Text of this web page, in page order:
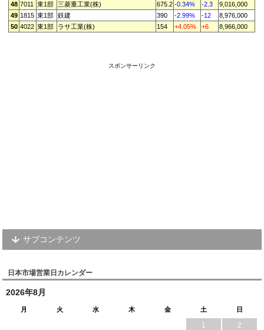
48 7011 東1部 三菱重工業(株) 675.2 -0.34% -2.3
9,016,000
49 1815 東1部 鉄建 390 -2.99% -12
8,976,000
50 4022 東1部 ラサ工業(株) 154 +4.05% +6 8,966,000
スポンサーリンク
サブコンテンツ
日本市場営業日カレンダー
2026年8月
月 火 水 木 金 土 日
1
2